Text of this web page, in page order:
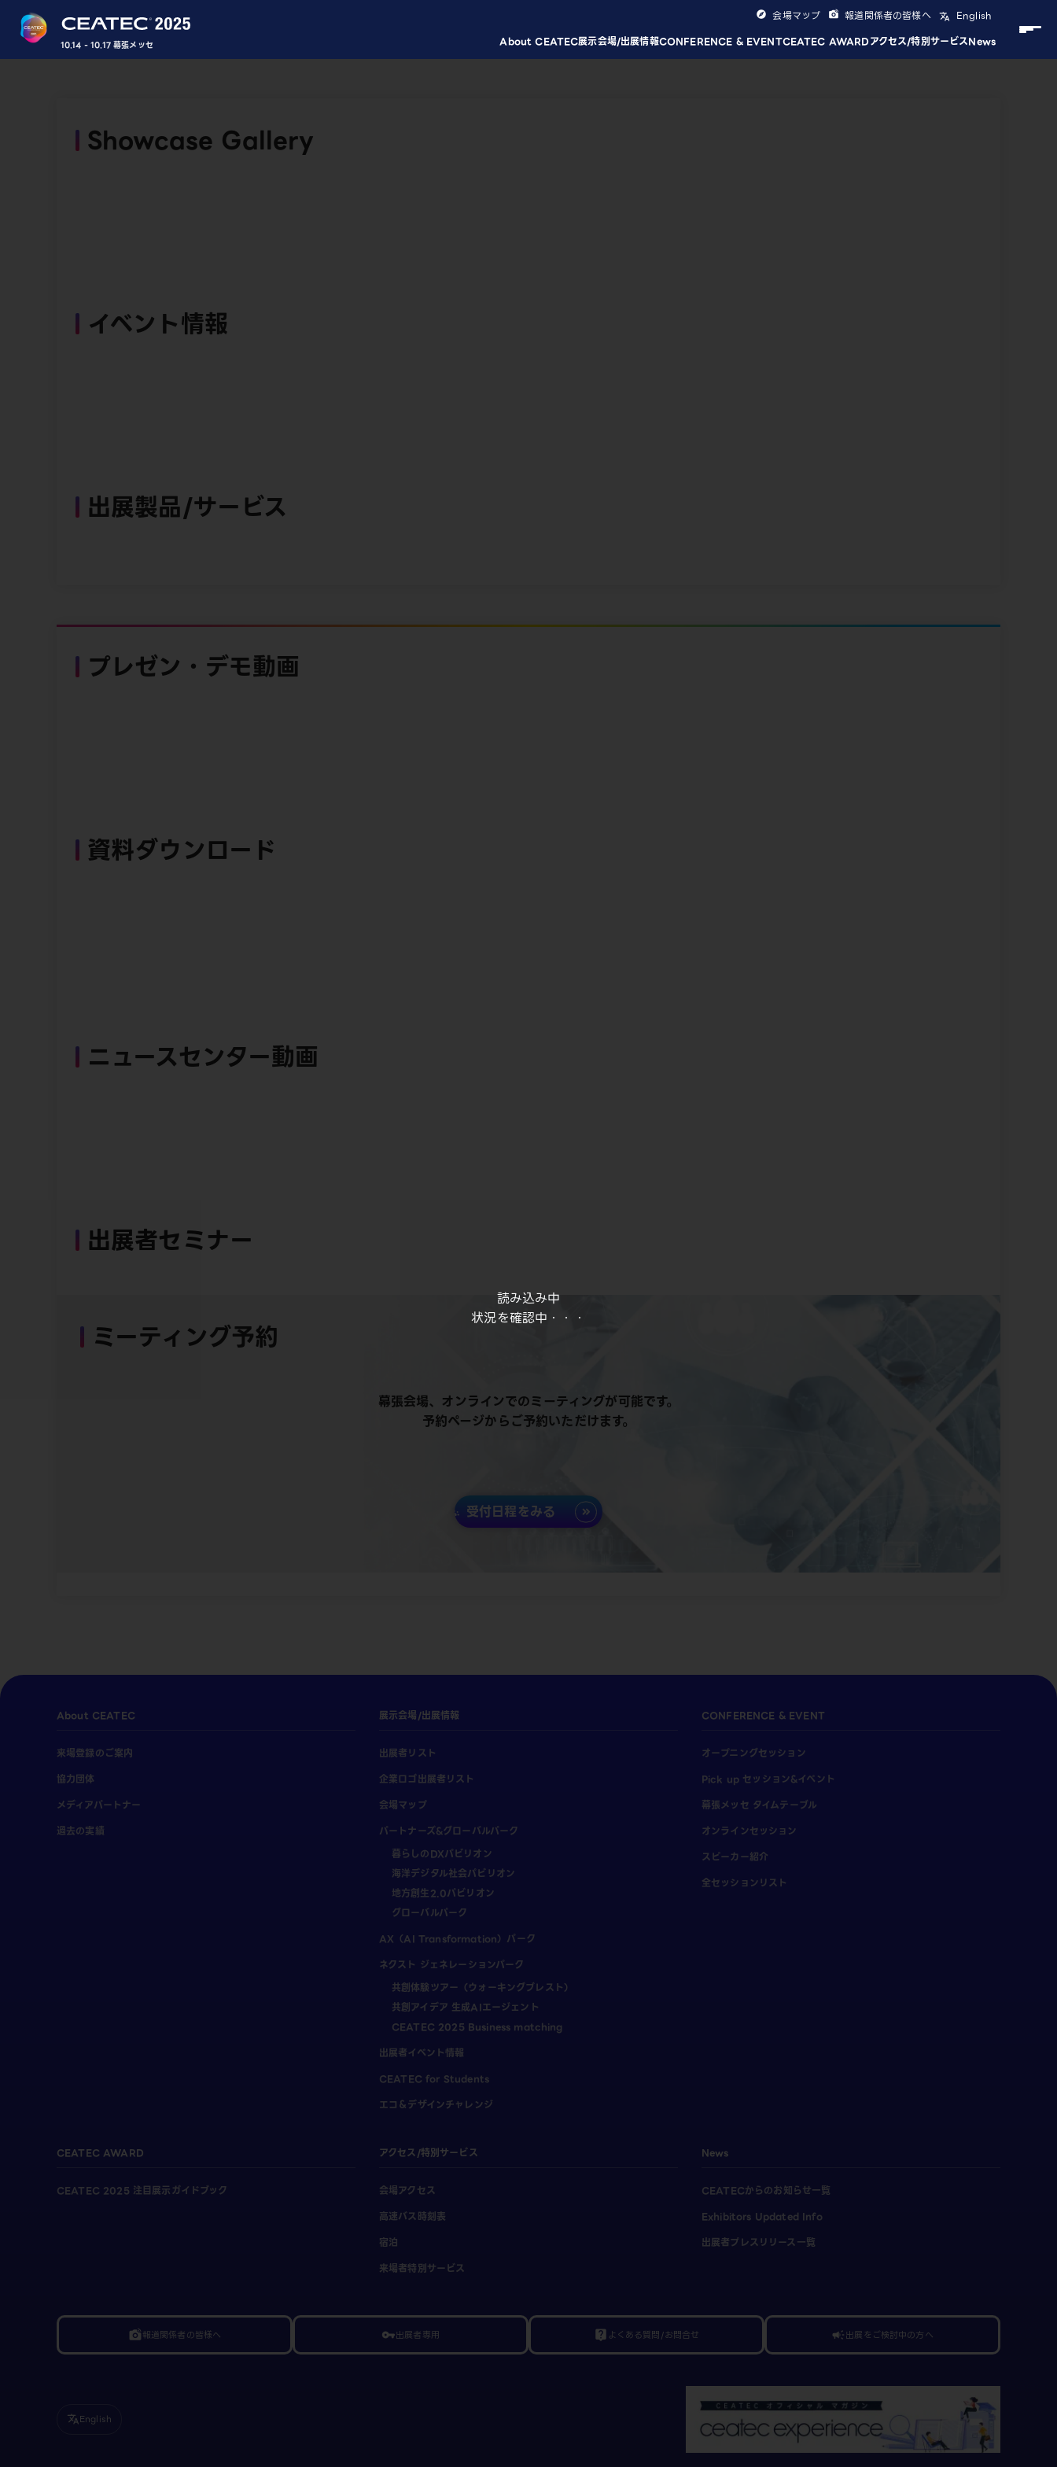
読み込み中
状況を確認中・・・
10.14 - 10.17 幕張メッセ About CEATEC展示会場/出展情報CONFERENCE & EVENTCEATEC AWARDアクセス/特別サービスNews
会場マップ 報道関係者の皆様へ English
Showcase Gallery
イベント情報
出展製品/サービス
プレゼン・デモ動画
資料ダウンロード
ニュースセンター動画
出展者セミナー
ミーティング予約
幕張会場、オンラインでのミーティングが可能です。
予約ページからご予約いただけます。
受付日程をみる
About CEATEC
来場登録のご案内
協力団体
メディアパートナー
過去の実績
展示会場/出展情報
出展者リスト
企業ロゴ出展者リスト
会場マップ
パートナーズ&グローバルパーク
暮らしのDXパビリオン
海洋デジタル社会パビリオン
地方創生2.0パビリオン
グローバルパーク
AX（AI Transformation）パーク
ネクスト ジェネレーションパーク
共創体験ツアー（ウォーキングブレスト）
共創アイデア 生成AIエージェント
CEATEC 2025 Business matching
出展者イベント情報
CEATEC for Students
エコ＆デザインチャレンジ
CONFERENCE & EVENT
オープニングセッション
Pick up セッション&イベント
幕張メッセ タイムテーブル
オンラインセッション
スピーカー紹介
全セッションリスト
CEATEC AWARD
CEATEC 2025 注目展示ガイドブック
アクセス/特別サービス
会場アクセス
高速バス時刻表
宿泊
来場者特別サービス
News
CEATECからのお知らせ一覧
Exhibitors Updated Info
出展者プレスリリース一覧
linked_camera報道関係者の皆様へ vpn_key出展者専用 live_help よくある質問/お問合せ campaign出展をご検討中の方へ
translateEnglish